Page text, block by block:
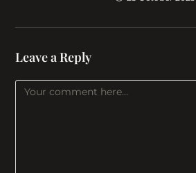
Leave a Reply
Comment